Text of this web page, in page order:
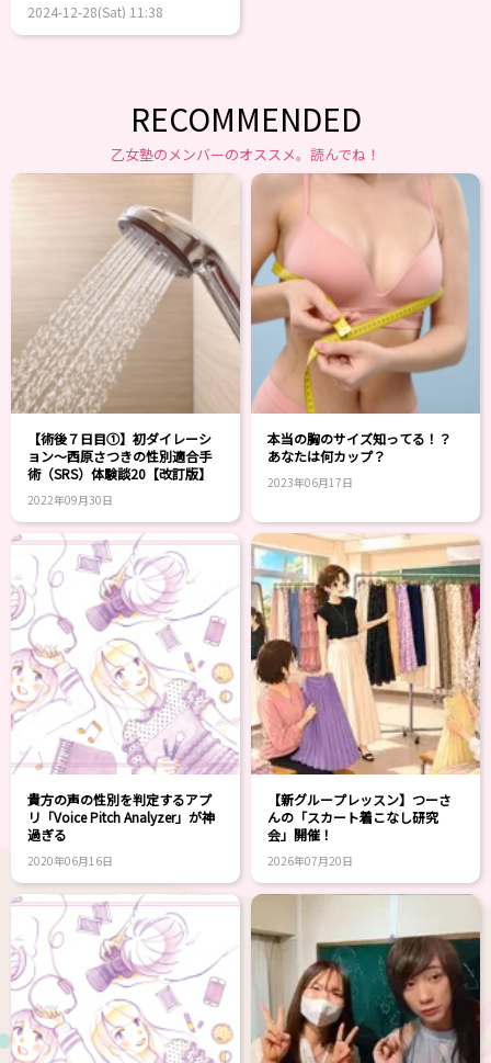
2024-12-28(Sat) 11:38
RECOMMENDED
乙女塾のメンバーのオススメ。読んでね！
【術後７日目①】初ダイレーシ
ョン～西原さつきの性別適合手
術（SRS）体験談20【改訂版】
2022年09月30日
本当の胸のサイズ知ってる！？
あなたは何カップ？
2023年06月17日
貴方の声の性別を判定するアプ
リ「Voice Pitch Analyzer」が神
過ぎる
2020年06月16日
【新グループレッスン】つーさ
んの「スカート着こなし研究
会」開催！
2026年07月20日